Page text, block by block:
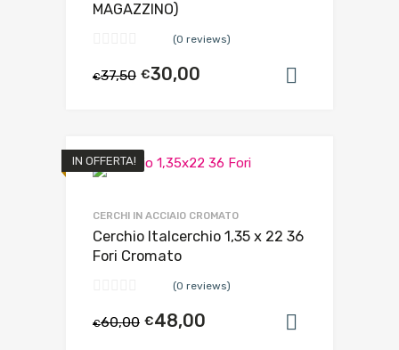
MAGAZZINO)
(0 reviews)
€37,50 €30,00
IN OFFERTA!
CERCHI IN ACCIAIO CROMATO
Cerchio Italcerchio 1,35 x 22 36
Fori Cromato
(0 reviews)
€60,00 €48,00